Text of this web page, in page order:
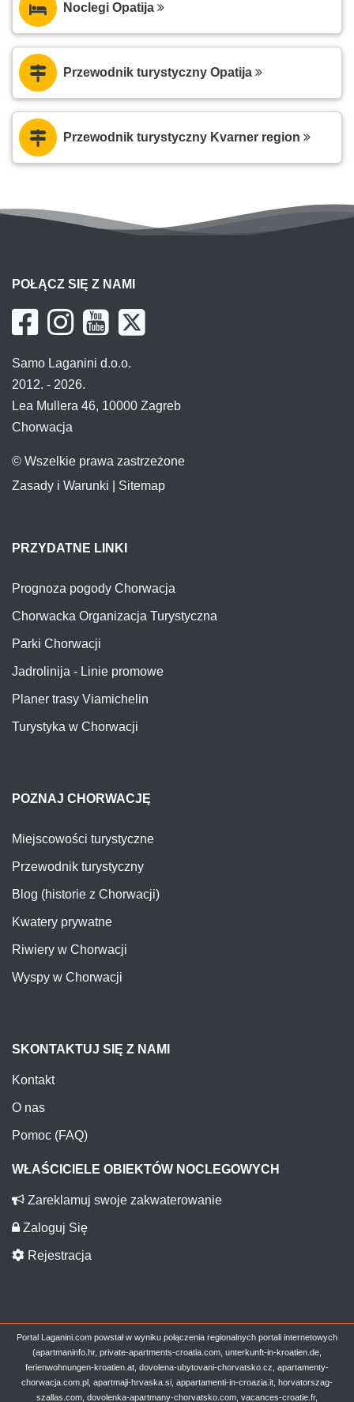
Noclegi Opatija
Przewodnik turystyczny Opatija
Przewodnik turystyczny Kvarner region
POŁĄCZ SIĘ Z NAMI
Samo Laganini d.o.o.
2012. - 2026.
Lea Mullera 46, 10000 Zagreb
Chorwacja
© Wszelkie prawa zastrzeżone
Zasady i Warunki
Sitemap
PRZYDATNE LINKI
Prognoza pogody Chorwacja
Chorwacka Organizacja Turystyczna
Parki Chorwacji
Jadrolinija - Linie promowe
Planer trasy Viamichelin
Turystyka w Chorwacji
POZNAJ CHORWACJĘ
Miejscowości turystyczne
Przewodnik turystyczny
Blog (historie z Chorwacji)
Kwatery prywatne
Riwiery w Chorwacji
Wyspy w Chorwacji
SKONTAKTUJ SIĘ Z NAMI
Kontakt
O nas
Pomoc (FAQ)
WŁAŚCICIELE OBIEKTÓW NOCLEGOWYCH
Zareklamuj swoje zakwaterowanie
Zaloguj Się
Rejestracja
Portal Laganini.com powstał w wyniku połączenia regionalnych portali internetowych
(apartmaninfo.hr, private-apartments-croatia.com, unterkunft-in-kroatien.de,
ferienwohnungen-kroatien.at, dovolena-ubytovani-chorvatsko.cz, apartamenty-
chorwacja.com.pl, apartmaji-hrvaska.si, appartamenti-in-croazia.it, horvatorszag-
szallas.com, dovolenka-apartmany-chorvatsko.com, vacances-croatie.fr,